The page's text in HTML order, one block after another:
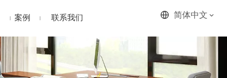
案例 联系我们 简体中文